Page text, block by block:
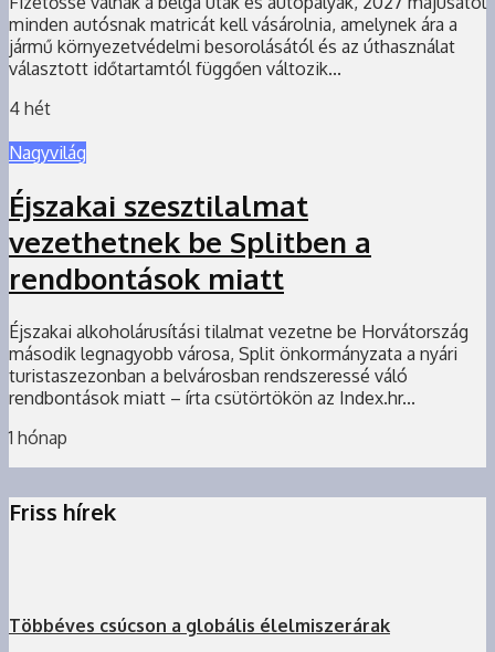
minden autósnak matricát kell vásárolnia, amelynek ára a
jármű környezetvédelmi besorolásától és az úthasználat
választott időtartamtól függően változik...
4 hét
Nagyvilág
Éjszakai szesztilalmat
vezethetnek be Splitben a
rendbontások miatt
Éjszakai alkoholárusítási tilalmat vezetne be Horvátország
második legnagyobb városa, Split önkormányzata a nyári
turistaszezonban a belvárosban rendszeressé váló
rendbontások miatt – írta csütörtökön az Index.hr...
1 hónap
Friss hírek
Többéves csúcson a globális élelmiszerárak